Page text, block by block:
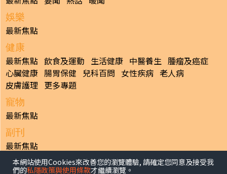
娛樂
最新焦點
健康
最新焦點 飲食及運動 生活健康 中醫養生 腫瘤及癌症
心臟健康 腸胃保健 兒科百問 女性疾病 老人病
皮膚護理 更多專題
寵物
最新焦點
副刊
最新焦點
日報
本網站使用Cookies來改善您的瀏覽體驗, 請確定您同意及接受我
們的私隱政策與使用條款才繼續瀏覽。